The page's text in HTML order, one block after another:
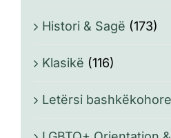
Histori & Sagë (173)
Klasikë (116)
Letërsi bashkëkohore